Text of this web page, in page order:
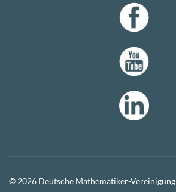
© 2026 Deutsche Mathematiker-Vereinigung